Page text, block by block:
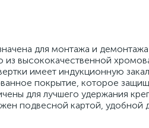
для монтажа и
из высококачественной
имеет индукционную
покрытие, которое
для лучшего удержания
подвесной картой, удобной